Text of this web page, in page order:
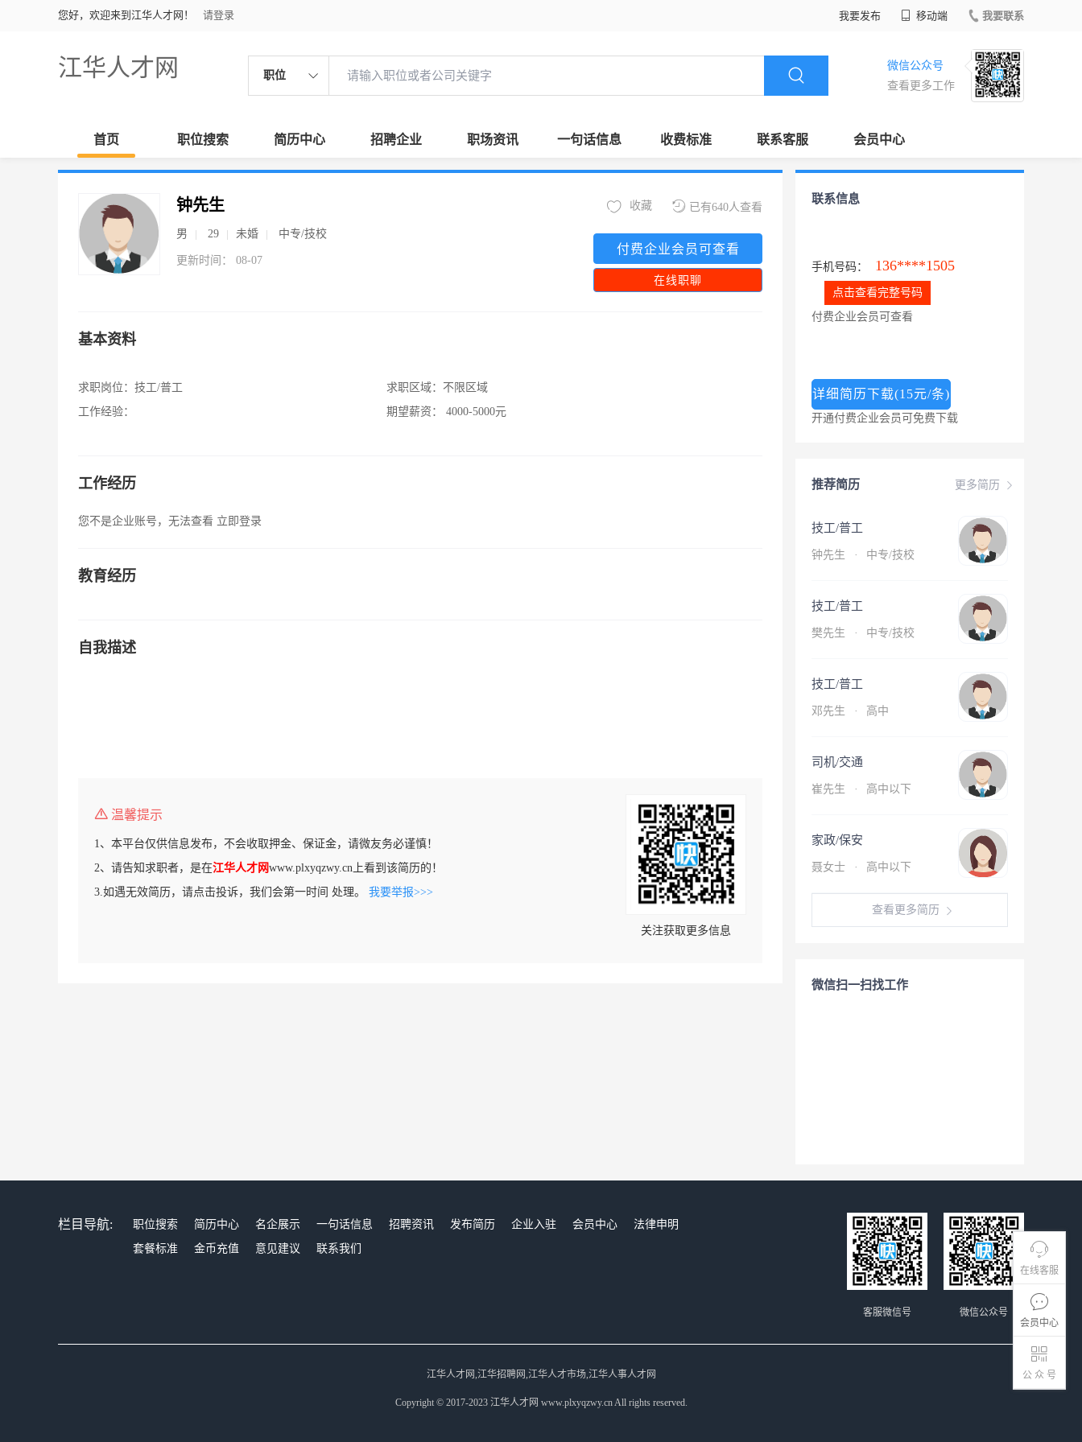
您好，欢迎来到江华人才网！ 请登录 我要发布 移动端 我要联系
江华人才网 职位
微信公众号
查看更多工作
首页 职位搜索 简历中心 招聘企业 职场资讯 一句话信息 收费标准 联系客服 会员中心
在线客服
会员中心
公 众 号
钟先生
男 29 未婚 中专/技校
更新时间： 08-07
已有640人查看
收藏
付费企业会员可查看
在线职聊
基本资料
求职岗位： 技工/普工
工作经验：
求职区域： 不限区域
期望薪资：
4000-5000元
工作经历
您不是企业账号，无法查看 立即登录
教育经历
自我描述
温馨提示
1、本平台仅供信息发布，不会收取押金、保证金，请微友务必谨慎！
2、请告知求职者，是在江华人才网www.plxyqzwy.cn上看到该简历的！
3.如遇无效简历，请点击投诉，我们会第一时间 处理。 我要举报>>>
关注获取更多信息
联系信息
手机号码： 136****1505
点击查看完整号码
付费企业会员可查看
详细简历下载(15元/条)
开通付费企业会员可免费下载
更多简历
推荐简历
技工/普工
钟先生 · 中专/技校
技工/普工
樊先生 · 中专/技校
技工/普工
邓先生 · 高中
司机/交通
崔先生 · 高中以下
家政/保安
聂女士 · 高中以下
查看更多简历
微信扫一扫找工作
栏目导航: 职位搜索 简历中心 名企展示 一句话信息 招聘资讯 发布简历 企业入驻 会员中心
法律申明
套餐标准
金币充值 意见建议 联系我们
微信公众号
客服微信号
江华人才网,江华招聘网,江华人才市场,江华人事人才网
Copyright © 2017-2023 江华人才网 www.plxyqzwy.cn All rights reserved.